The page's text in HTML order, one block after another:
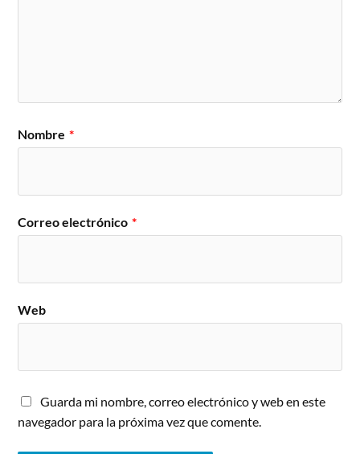
Nombre *
Correo electrónico *
Web
Guarda mi nombre, correo electrónico y web en este
navegador para la próxima vez que comente.